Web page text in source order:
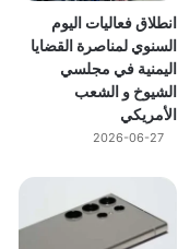
انطلاق فعاليات اليوم
السنوي لمناصرة القضايا
اليمنية في مجلسي
الشيوخ و الشعب
الأمريكي
2026-06-27